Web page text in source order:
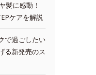
髪に感動！
ケアを解説
で過ごしたい
る新発売のス